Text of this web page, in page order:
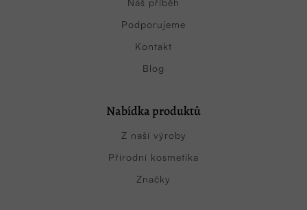
Náš příběh
Podporujeme
Kontakt
Blog
Nabídka produktů
Z naší výroby
Přírodní kosmetika
Značky